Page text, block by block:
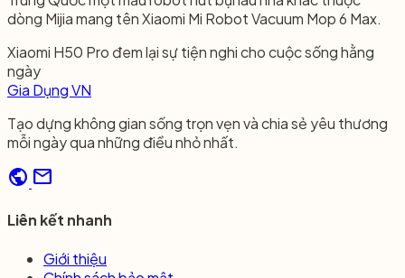
dòng Mijia mang tên Xiaomi Mi Robot Vacuum Mop 6 Max.
Xiaomi H50 Pro đem lại sự tiện nghi cho cuộc sống hằng
ngày
Gia Dụng VN
Tạo dựng không gian sống trọn vẹn và chia sẻ yêu thương
mỗi ngày qua những điều nhỏ nhất.
public mail
Liên kết nhanh
Giới thiệu